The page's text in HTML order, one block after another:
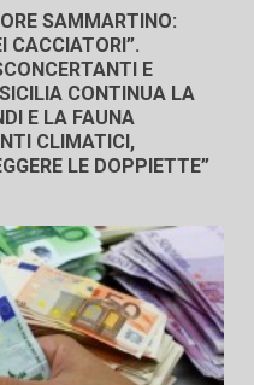
SAMMARTINO:
CACCIATORI”.
E
CONTINUA LA
E LA FAUNA
CLIMATICI,
LE DOPPIETTE”